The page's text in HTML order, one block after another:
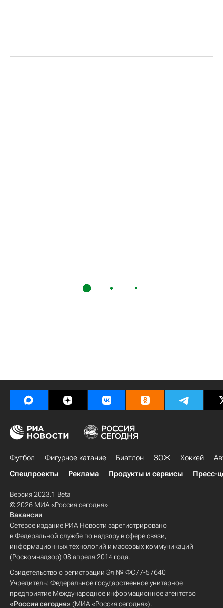
Футбол Фигурное катание Биатлон ЗОЖ Хоккей
Спецпроекты
Реклама Продукты и сервисы Пресс-
Версия 2023.1 Beta
© 2026 МИА «Россия сегодня»
Вакансии
Сетевое издание РИА Новости зарегистрировано
в Федеральной службе по надзору в сфере связи,
информационных технологий и массовых коммуникаций
(Роскомнадзор) 08 апреля 2014 года.
Свидетельство о регистрации Эл № ФС77-57640
Учредитель: Федеральное государственное унитарное
предприятие Международное информационное агентство
«Россия сегодня» (МИА «Россия сегодня»).